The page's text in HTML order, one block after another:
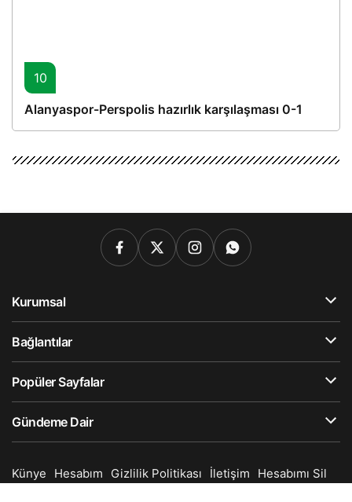
10
Alanyaspor-Perspolis hazırlık karşılaşması 0-1
Kurumsal
Bağlantılar
Popüler Sayfalar
Gündeme Dair
Künye Hesabım Gizlilik Politikası İletişim
Hesabımı Sil